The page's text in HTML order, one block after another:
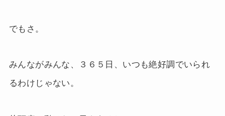
でもさ。
みんながみんな、３６５日、いつも絶好調でいられ
るわけじゃない。